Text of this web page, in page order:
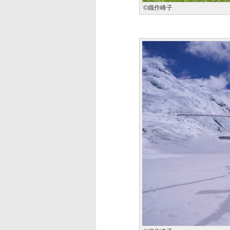
©織作峰子